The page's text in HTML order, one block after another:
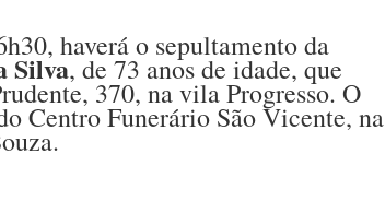
haverá o sepultamento da
Silva, de 73 anos de idade, que
370, na vila Progresso. O
Centro Funerário São Vicente, na